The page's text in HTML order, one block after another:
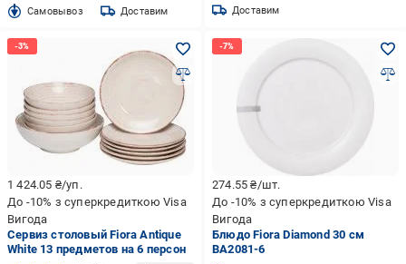
Cамовывоз Доставим Доставим
1 424.05 ₴/уп.
До -10% з суперкредиткою Visa
Вигода
Сервиз столовый Fiora Antique
White 13 предметов на 6 персон
274.55₴/шт.
До -10% з суперкредиткою Visa
Вигода
Блюдо Fiora Diamond 30 см
BA2081-6